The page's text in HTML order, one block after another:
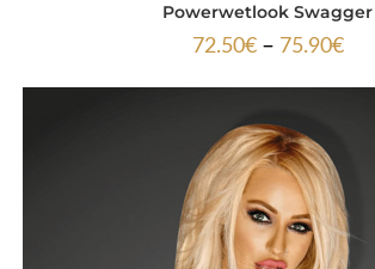
Powerwetlook Swagger
72.50€ – 75.90€